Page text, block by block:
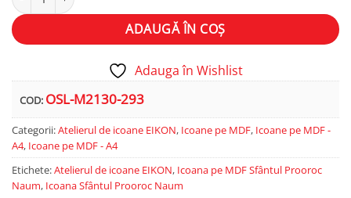
ADAUGĂ ÎN COȘ
Adauga în Wishlist
COD: OSL-M2130-293
Categorii:Atelierul de icoane EIKON, Icoane pe MDF, Icoane pe MDF -
A4, Icoane pe MDF - A4
Etichete:Atelierul de icoane EIKON, Icoana pe MDF Sfântul Prooroc
Naum, Icoana Sfântul Prooroc Naum